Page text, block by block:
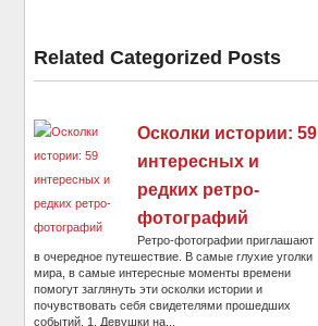
Related Categorized Posts
Осколки истории: 59
интересных и
редких ретро-
фотографий
Ретро-фотографии приглашают
в очередное путешествие. В самые глухие уголки
мира, в самые интересные моменты времени
помогут заглянуть эти осколки истории и
почувствовать себя свидетелями прошедших
событий. 1. Девушки на...